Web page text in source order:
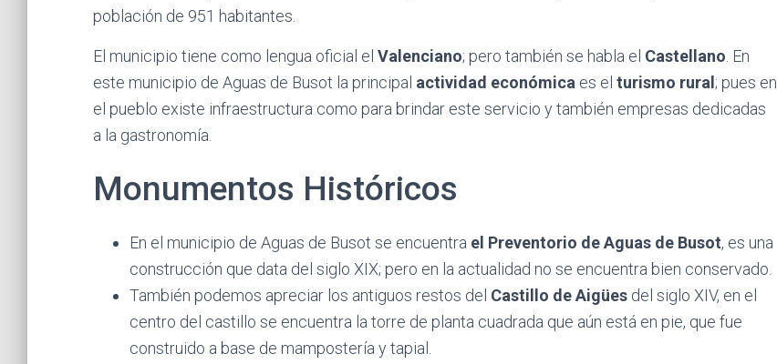
población de 951 habitantes.
El municipio tiene como lengua oficial el Valenciano; pero también se habla el Castellano . En
este municipio de Aguas de Busot la principal actividad económica es el turismo rural ; pues en
el pueblo existe infraestructura como para brindar este servicio y también empresas dedicadas
a la gastronomía.
Monumentos Históricos
En el municipio de Aguas de Busot se encuentra el Preventorio de Aguas de Busot, es una
construcción que data del siglo XIX; pero en la actualidad no se encuentra bien conservado.
También podemos apreciar los antiguos restos del Castillo de Aigües del siglo XIV, en el
centro del castillo se encuentra la torre de planta cuadrada que aún está en pie, que fue
construido a base de mampostería y tapial.